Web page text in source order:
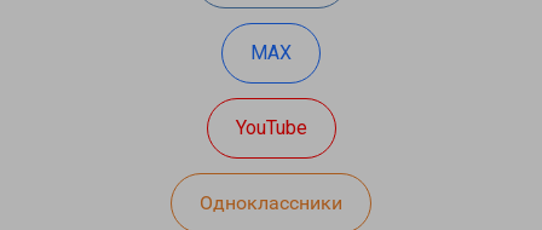
MAX
YouTube
Одноклассники